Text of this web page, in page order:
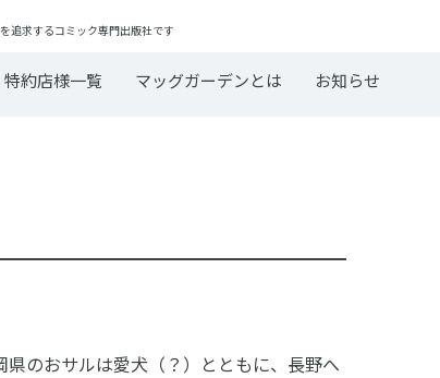
追求するコミック専門出版社です
特約店様一覧 マッグガーデンとは お知らせ
県のおサルは愛犬（？）とともに、長野へ